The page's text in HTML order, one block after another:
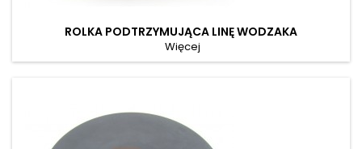
ROLKA PODTRZYMUJĄCA LINĘ WODZAKA
Więcej